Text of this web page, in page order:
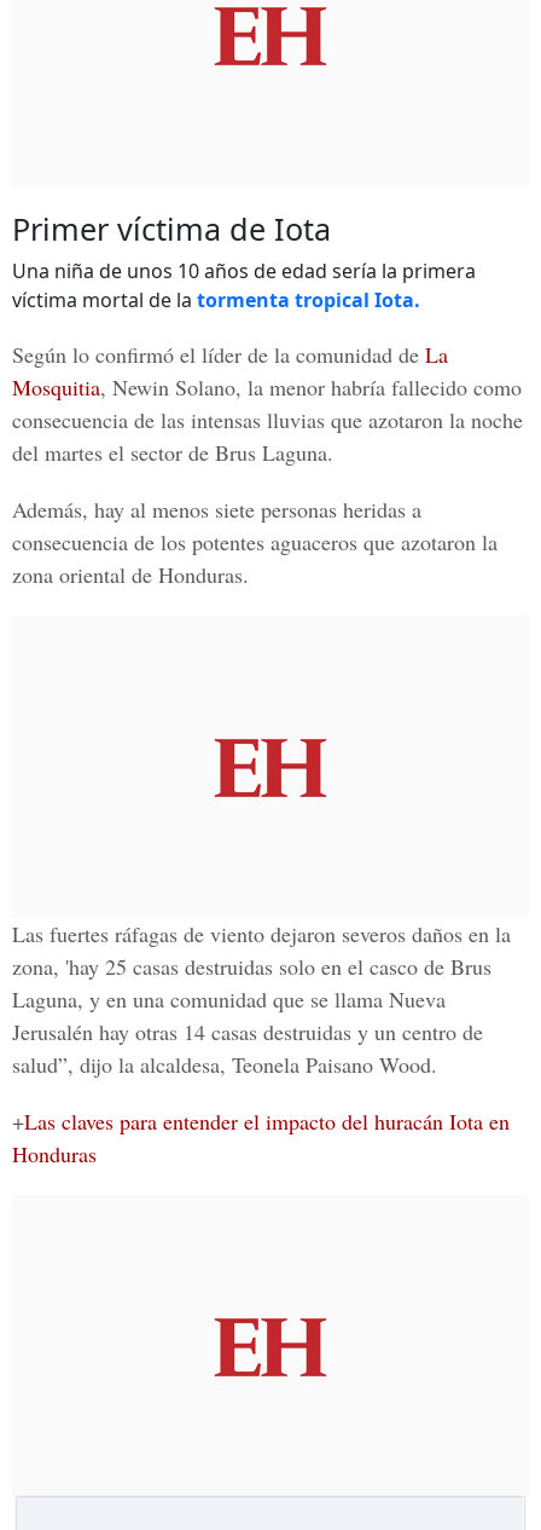
Primer víctima de Iota
Una niña de unos 10 años de edad sería la primera
víctima mortal de la tormenta tropical Iota.
Según lo confirmó el líder de la comunidad de La
Mosquitia, Newin Solano, la menor habría fallecido como
consecuencia de las intensas lluvias que azotaron la noche
del martes el sector de Brus Laguna.
Además, hay al menos siete personas heridas a
consecuencia de los potentes aguaceros que azotaron la
zona oriental de Honduras.
Las fuertes ráfagas de viento dejaron severos daños en la
zona, 'hay 25 casas destruidas solo en el casco de Brus
Laguna, y en una comunidad que se llama Nueva
Jerusalén hay otras 14 casas destruidas y un centro de
salud”, dijo la alcaldesa, Teonela Paisano Wood.
+Las claves para entender el impacto del huracán Iota en
Honduras